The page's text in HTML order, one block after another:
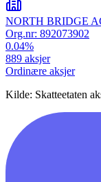
NORTH BRIDGE
Org.nr: 892073902
0.04%
889 aksjer
Ordinære aksjer
Kilde: Skatteetaten